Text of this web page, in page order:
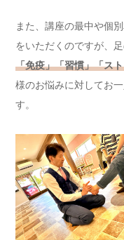
また、講座の最中や個
をいただくのですが、
「免疫」「習慣」「ス
様のお悩みに対してお
す。